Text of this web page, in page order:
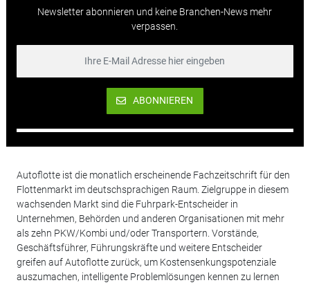
Newsletter abonnieren und keine Branchen-News mehr
verpassen.
ABONNIEREN
Autoflotte ist die monatlich erscheinende Fachzeitschrift für den
Flottenmarkt im deutschsprachigen Raum. Zielgruppe in diesem
wachsenden Markt sind die Fuhrpark-Entscheider in
Unternehmen, Behörden und anderen Organisationen mit mehr
als zehn PKW/Kombi und/oder Transportern. Vorstände,
Geschäftsführer, Führungskräfte und weitere Entscheider
greifen auf Autoflotte zurück, um Kostensenkungspotenziale
auszumachen, intelligente Problemlösungen kennen zu lernen